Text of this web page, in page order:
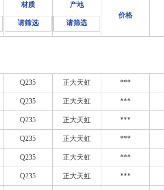
材质
请筛选
产地
请筛选
价格
Q235 正大天虹 ***
Q235 正大天虹 ***
Q235 正大天虹 ***
Q235 正大天虹 ***
Q235 正大天虹 ***
Q235 正大天虹 ***